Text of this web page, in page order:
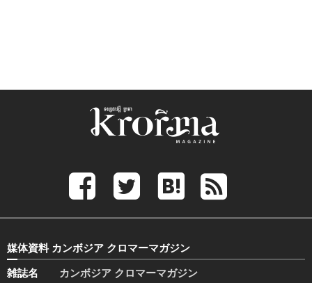
媒体資料 カンボジア クロマーマガジン
雑誌名
カンボジア クロマーマガジン